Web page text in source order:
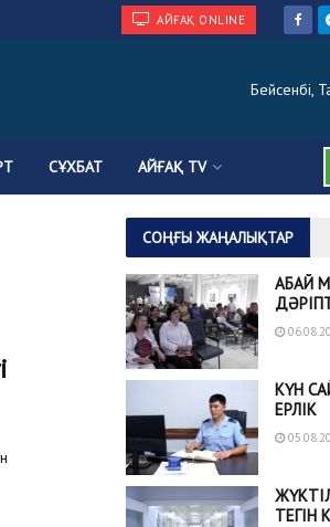
АЙҒАҚ ONLINE
Бейсенбі,
СҰХБАТ АЙҒАҚ TV
СОҢҒЫ ЖАҢАЛЫҚТАР
АБАЙ
КҮН
ЕРЛІК
ТЕГІН